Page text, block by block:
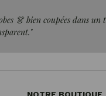
👗 bien coupées dans